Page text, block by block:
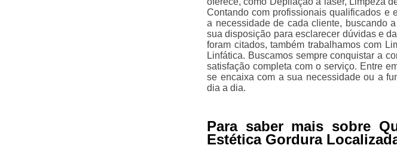
Contando com profissionais qualificados e
a necessidade de cada cliente, buscando
sua disposição para esclarecer dúvidas e
foram citados, também trabalhamos com
Linfática. Buscamos sempre conquistar a
satisfação completa com o serviço. Entre
se encaixa com a sua necessidade ou a
dia a dia.
Para saber mais sobre
Estética Gordura